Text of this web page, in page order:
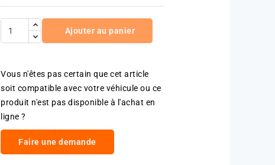
Ajouter au panier
Vous n'êtes pas certain que cet article
soit compatible avec votre véhicule ou ce
produit n'est pas disponible à l'achat en
ligne ?
Faire une demande